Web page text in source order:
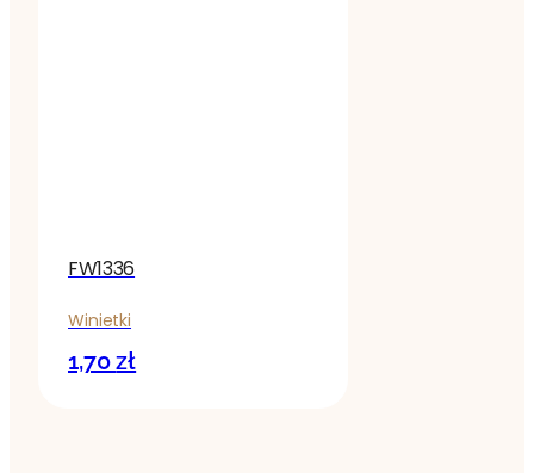
FW1336
Winietki
1,70zł